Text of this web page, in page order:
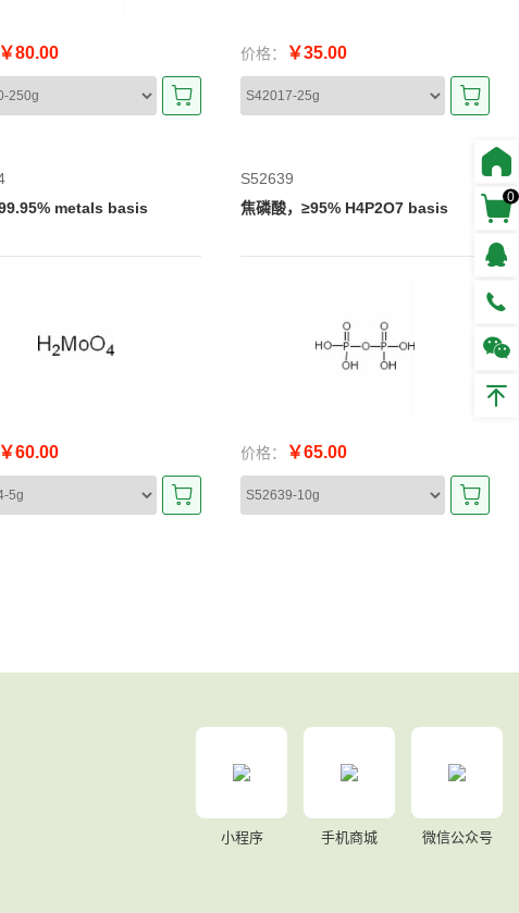
￥80.00 价格： ￥35.00
metals basis
￥60.00
S52639
焦磷酸，≥95% H4P2O7 basis
价格： ￥65.00
小程序 手机商城 微信公众号
0